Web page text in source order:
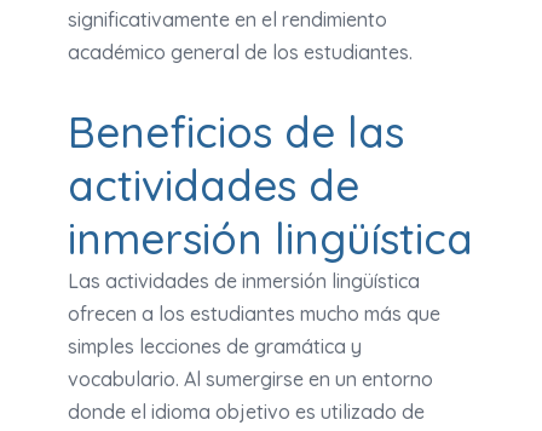
significativamente en el rendimiento
académico general de los estudiantes.
Beneficios de las
actividades de
inmersión lingüística
Las actividades de inmersión lingüística
ofrecen a los estudiantes mucho más que
simples lecciones de gramática y
vocabulario. Al sumergirse en un entorno
donde el idioma objetivo es utilizado de